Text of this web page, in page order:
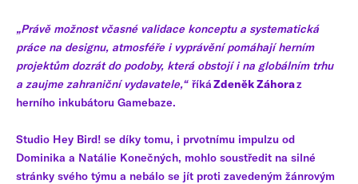
„Právě možnost včasné validace konceptu a systematická
práce na designu, atmosféře i vyprávění pomáhají herním
projektům dozrát do podoby, která obstojí i na globálním trhu
a zaujme zahraniční vydavatele,“říkáZdeněk Záhoraz
herního inkubátoru Gamebaze.
Studio Hey Bird! se díky tomu, i prvotnímu impulzu od
Dominika a Natálie Konečných, mohlo soustředit na silné
stránky svého týmu a nebálo se jít proti zavedeným žánrovým